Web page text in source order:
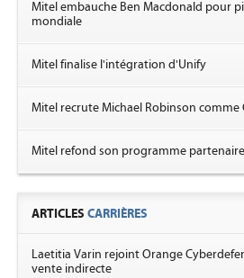
Mitel embauche Ben Macdonald pour
mondiale
Mitel finalise l'intégration d'Unify
Mitel recrute Michael Robinson comme
Mitel refond son programme
ARTICLES CARRIÈRES
Laetitia Varin rejoint Orange
vente indirecte